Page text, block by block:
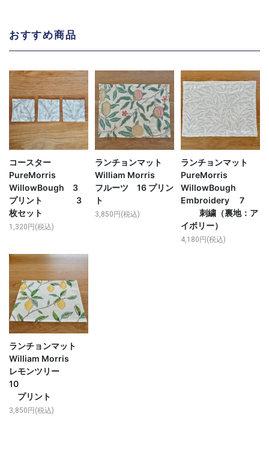
おすすめ商品
コースター
PureMorris
WillowBough 3
プリント 3
枚セット
1,320円(税込)
ランチョンマット
William Morris
フルーツ 16 プリン
ト
3,850円(税込)
ランチョンマット
PureMorris
WillowBough
Embroidery 7
刺繍（裏地：ア
イボリー）
4,180円(税込)
ランチョンマット
William Morris
レモンツリー
10
プリント
3,850円(税込)